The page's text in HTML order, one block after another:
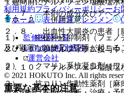
１週間前にナルメフェン塩酸塩水
１０．２． 併用注意：
１）． 中枢神経抑制剤（フェノ
及び顕著な鎮静又は昏睡が起こ
２）． クマリン系抗凝血剤（ワ
３）． 抗コリン作動性薬剤［麻
２．７． 本剤の成分及びアヘン
２．８． 出血性大腸炎の患者［
２．９． ジスルフィラム投与中
２．１０． ナルメフェン塩酸塩
重要な基本的注意
利用規約プライバシーポリシーお
ホーム
表・計算 レジメン
監修医師一覧
UpToDate特別割引
運営会社
© 2021 HOKUTO Inc. All rights